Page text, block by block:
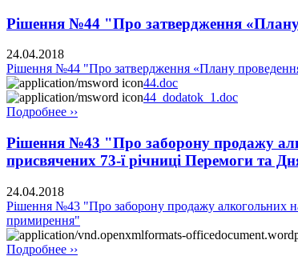
Рішення №44 "Про затвердження
24.04.2018
Рішення №44 "Про затвердження «Плану
44.doc
44_dodatok_1.doc
Подробнее ››
Рішення №43 "Про заборону продажу
присвячених 73-ї річниці Перемоги та
24.04.2018
Рішення №43 "Про заборону продажу алкогольних
примирення"
Подробнее ››